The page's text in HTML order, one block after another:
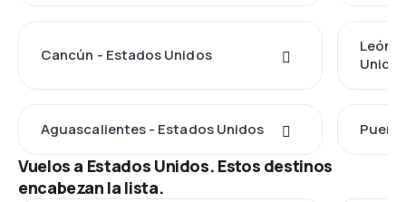
Cancún - Estados Unidos
León
Aguascalientes - Estados Unidos
Vuelos a Estados Unidos. Estos destinos
encabezan la lista.